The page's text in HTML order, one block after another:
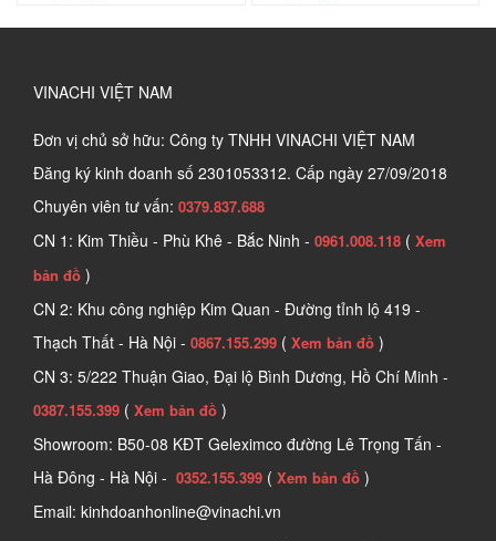
VINACHI VIỆT NAM
Đơn vị chủ sở hữu: Công ty TNHH VINACHI VIỆT NAM
Đăng ký kinh doanh số 2301053312. Cấp ngày 27/09/2018
Chuyên viên tư vấn: 0379.837.688
CN 1: Kim Thiều - Phù Khê - Bắc Ninh - 0961.008.118 ( Xem
bản đồ )
CN 2: Khu công nghiệp Kim Quan - Đường tỉnh lộ 419 -
Thạch Thất - Hà Nội - 0867.155.299 ( Xem bản đồ )
CN 3: 5/222 Thuận Giao, Đại lộ Bình Dương, Hồ Chí Minh -
0387.155.399 ( Xem bản đồ )
Showroom: B50-08 KĐT Geleximco đường Lê Trọng Tấn -
Hà Đông - Hà Nội - 0352.155.399 ( Xem bản đồ )
Email: kinhdoanhonline@vinachi.vn